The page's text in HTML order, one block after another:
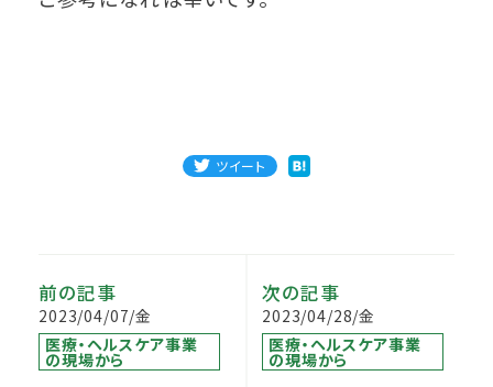
ツイート
前の記事
2023/04/07/金
医療・ヘルスケア事業
の現場から
次の記事
2023/04/28/金
医療・ヘルスケア事業
の現場から